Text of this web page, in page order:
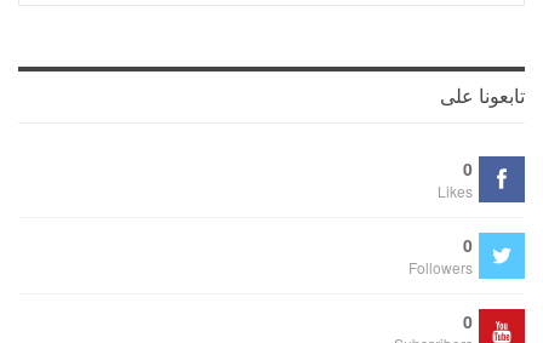
تابعونا على
0
Likes
0
Followers
0